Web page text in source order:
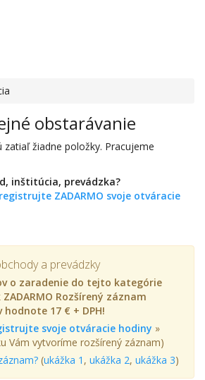
obstarávanie
žiadne položky. Pracujeme
inštitúcia, prevádzka?
ZADARMO svoje otváracie
a prevádzky
o zaradenie do tejto kategórie
Rozšírený záznam
17 € + DPH!
svoje otváracie hodiny »
Vám vytvoríme rozšírený záznam)
(ukážka 1 , ukážka 2, ukážka 3)